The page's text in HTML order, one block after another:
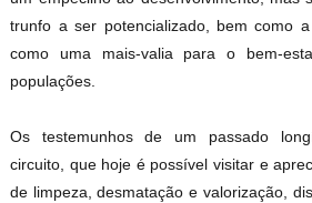
trunfo a ser potencializado, bem como
como uma mais-valia para o bem-
populações.
Os testemunhos de um passado
circuito, que hoje é possível visitar e
de limpeza, desmatação e valorização,